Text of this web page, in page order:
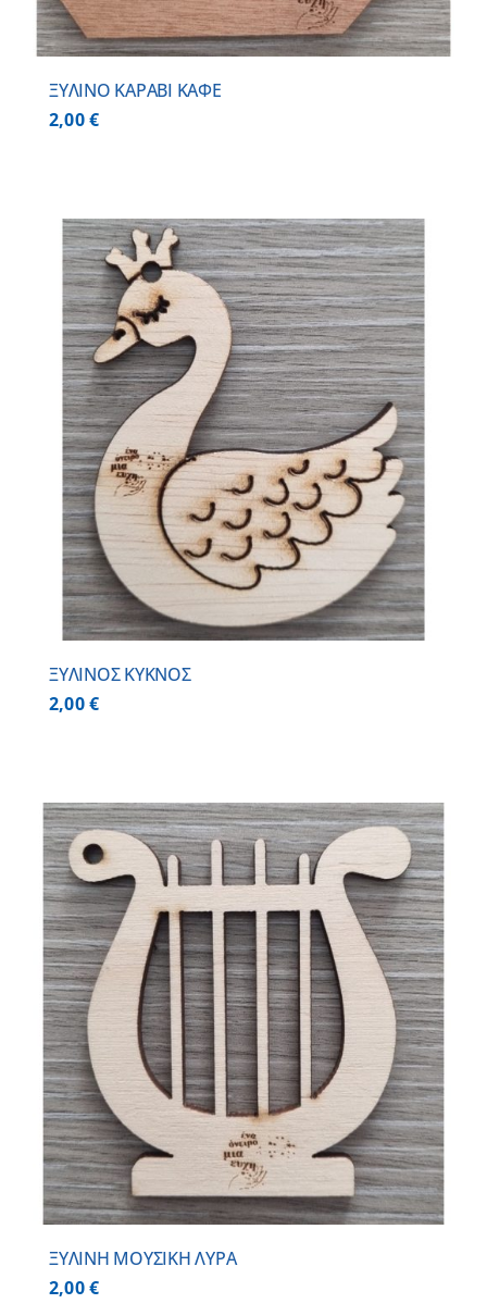
ΞΥΛΙΝΟ ΚΑΡΑΒΙ ΚΑΦΕ
2,00€
ΞΥΛΙΝΟΣ ΚΥΚΝΟΣ
2,00€
ΞΥΛΙΝΗ ΜΟΥΣΙΚΗ ΛΥΡΑ
2,00€